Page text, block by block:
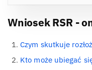
Wniosek RSR -
Czym skutkuje
Kto może ubiegać